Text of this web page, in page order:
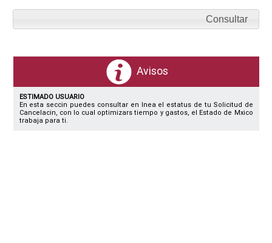
Consultar
Avisos
ESTIMADO USUARIO
En esta seccin puedes consultar en lnea el estatus de tu Solicitud de
Cancelacin, con lo cual optimizars tiempo y gastos, el Estado de Mxico
trabaja para ti.